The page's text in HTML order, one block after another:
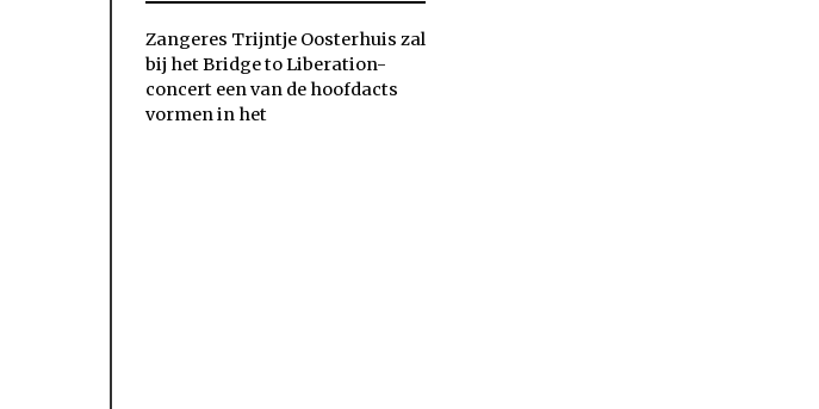
Zangeres Trijntje Oosterhuis zal
bij het Bridge to Liberation-
concert een van de hoofdacts
vormen in het